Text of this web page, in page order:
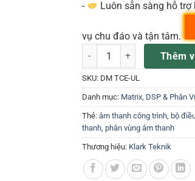
-
Luôn sẵn sàng hỗ
vụ chu đáo và tận tâm.
DM TCE-UL Accessories
Thêm
SKU: DM TCE-UL
Danh mục: Matrix, DSP & Phân
Thẻ: âm thanh công trình, bộ
thanh, phân vùng âm thanh
Thương hiệu: Klark Teknik